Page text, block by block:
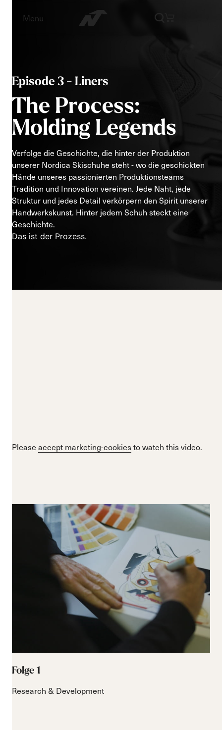
Menu
Episode 3 - Liners
The Process:
Molding Legends
Verfolge die Geschichte, die hinter der Produktion
unserer Nordica Skischuhe steht - wo die geschickten
Hände unseres passionierten Produktionsteams
Tradition und Innovation vereinen. Jede Naht, jede
Struktur und jedes Detail verkörpern den Spirit unserer
Handwerkskunst. Hinter jedem Schuh steckt eine
Geschichte.
Das ist der Prozess.
Please accept marketing-cookiesto watch this video.
Folge 1
Research & Development